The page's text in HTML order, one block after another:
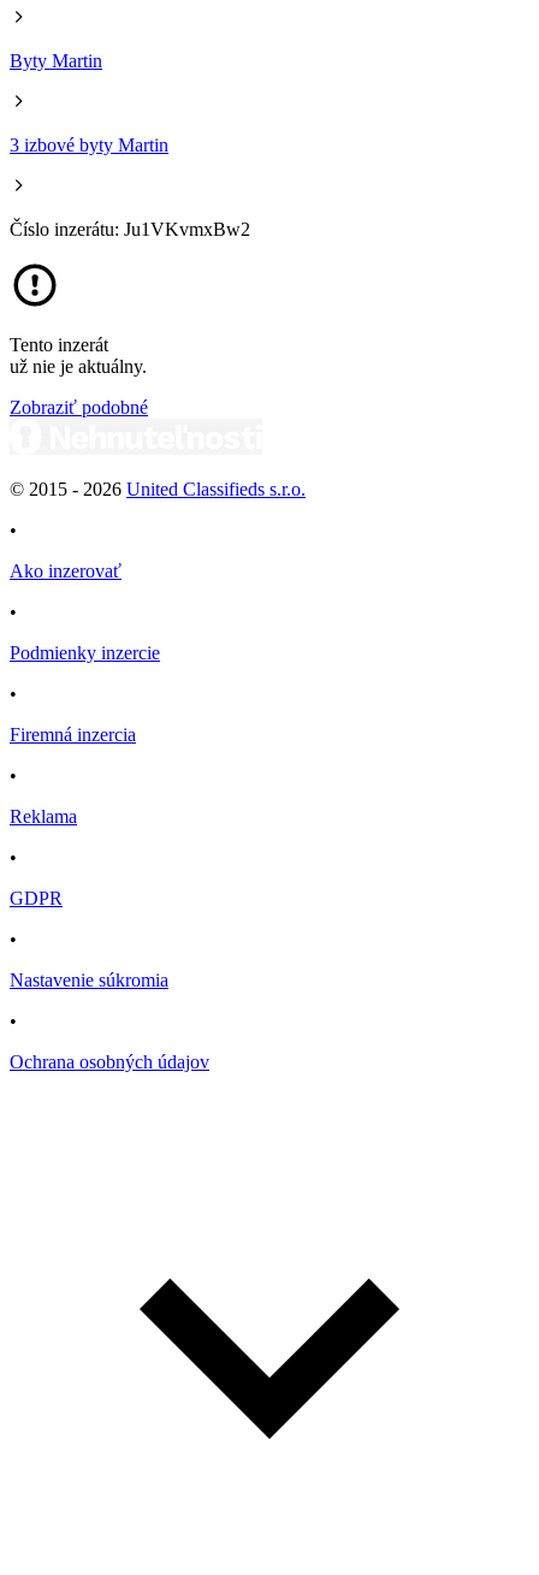
Byty Martin
3 izbové byty Martin
Číslo inzerátu: Ju1VKvmxBw2
Tento inzerát
už nie je aktuálny.
Zobraziť podobné
© 2015 - 2026 United Classifieds s.r.o.
•
Ako inzerovať
•
Podmienky inzercie
•
Firemná inzercia
•
Reklama
•
GDPR
•
Nastavenie súkromia
•
Ochrana osobných údajov